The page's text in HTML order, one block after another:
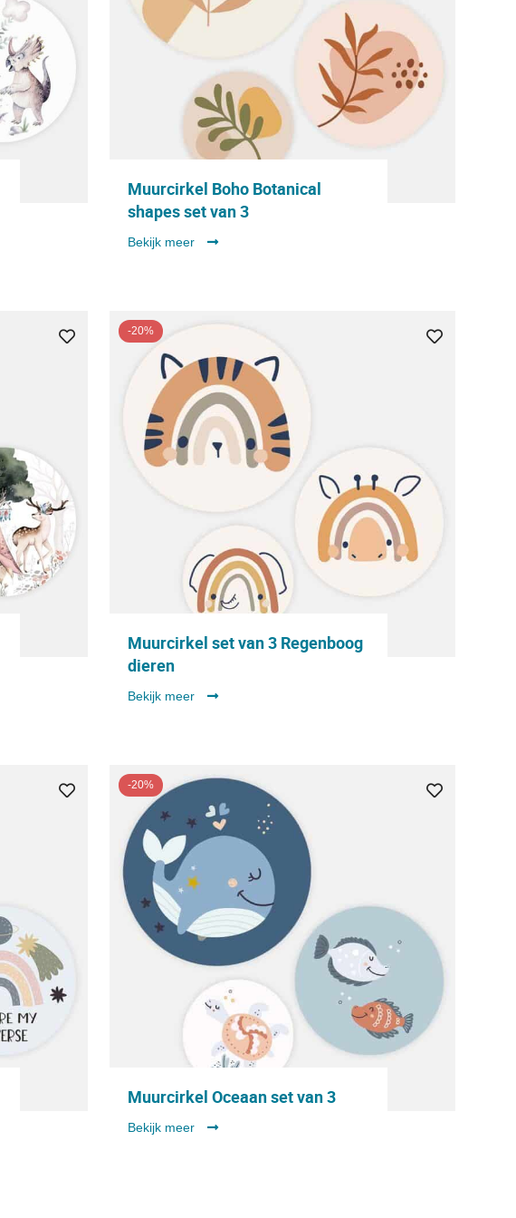
Muurcirkel Boho Botanical
shapes set van 3
Bekijk meer
-20%
Muurcirkel set van 3 Regenboog
dieren
Bekijk meer
-20%
Muurcirkel Oceaan set van 3
Bekijk meer